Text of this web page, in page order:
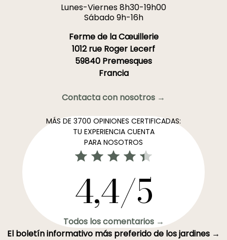
Lunes-Viernes 8h30-19h00
Sábado 9h-16h
Ferme de la Cœuillerie
1012 rue Roger Lecerf
59840 Premesques
Francia
Contacta con nosotros →
MÁS DE 3700 OPINIONES CERTIFICADAS:
TU EXPERIENCIA CUENTA
PARA NOSOTROS
4,4/5
Todos los comentarios →
El boletín informativo más preferido de los jardines →